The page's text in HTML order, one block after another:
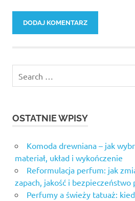
OSTATNIE WPISY
Komoda drewniana – jak
materiał, układ i wykończenie
Reformulacja perfum: jak
zapach, jakość i bezpieczeństwo
Perfumy a świeży tatuaż: